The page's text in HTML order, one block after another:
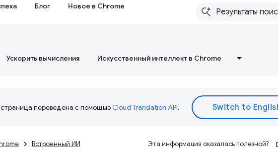
Блог Новое в Chrome
Ускорить вычисления Искусственный интеллект в Chrome
переведена с помощьюCloud Translation API.
Встроенный ИИ Эта информация оказалась полезной?